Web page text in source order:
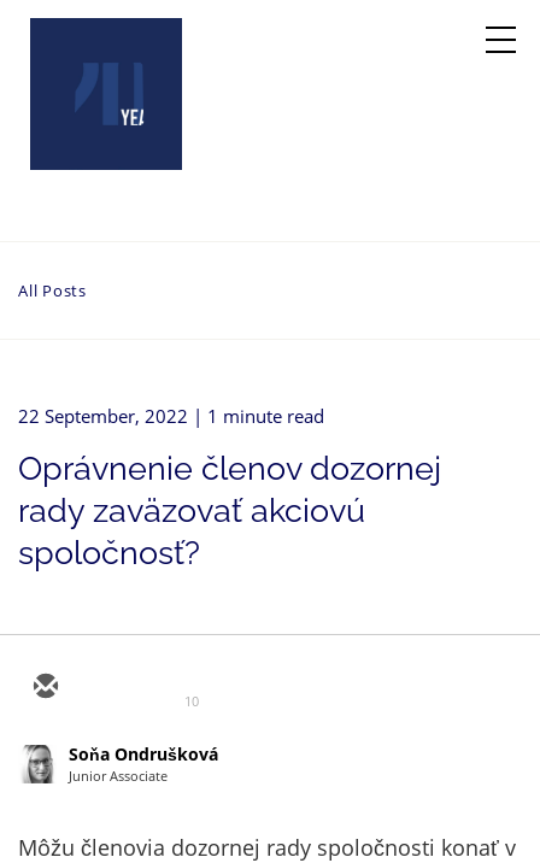
All Posts
22 September, 2022 | 1 minute read
Oprávnenie členov dozornej
rady zaväzovať akciovú
spoločnosť?
10
Soňa Ondrušková
Junior Associate
Môžu členovia dozornej rady spoločnosti konať v